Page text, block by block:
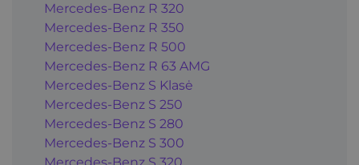
Mercedes-Benz R 320
Mercedes-Benz R 350
Mercedes-Benz R 500
Mercedes-Benz R 63 AMG
Mercedes-Benz S Klasė
Mercedes-Benz S 250
Mercedes-Benz S 280
Mercedes-Benz S 300